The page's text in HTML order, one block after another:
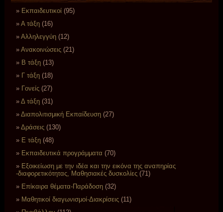
Eκπαιδευτικοί (95)
Α τάξη (16)
Αλληλεγγύη (12)
Ανακοινώσεις (21)
Β τάξη (13)
Γ τάξη (18)
Γονείς (27)
Δ τάξη (31)
Διαπολιτισμική Εκπαίδευση (27)
Δράσεις (130)
Ε τάξη (48)
Εκπαιδευτικά προγράμματα (70)
Εξοικείωση με την ιδέα και την εικόνα της αναπηρίας
-διαφορετικότητας, Μαθησιακές δυσκολίες (71)
Επίκαιρα θέματα-Παράδοση (32)
Μαθητικοί διαγωνισμοί-Διακρίσεις (11)